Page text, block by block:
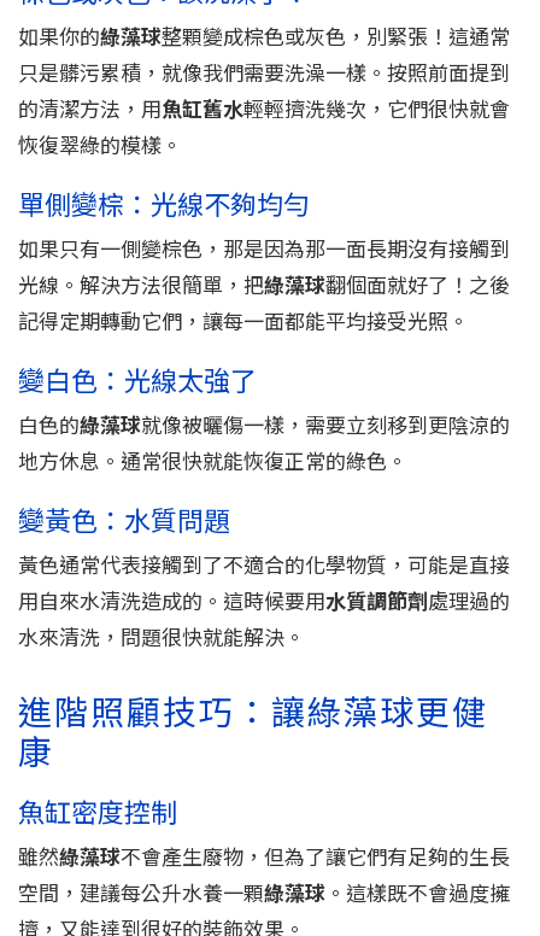
如果你的綠藻球整顆變成棕色或灰色，別緊張！這通常
只是髒污累積，就像我們需要洗澡一樣。按照前面提到
的清潔方法，用魚缸舊水輕輕擠洗幾次，它們很快就會
恢復翠綠的模樣。
單側變棕：光線不夠均勻
如果只有一側變棕色，那是因為那一面長期沒有接觸到
光線。解決方法很簡單，把綠藻球翻個面就好了！之後
記得定期轉動它們，讓每一面都能平均接受光照。
變白色：光線太強了
白色的綠藻球就像被曬傷一樣，需要立刻移到更陰涼的
地方休息。通常很快就能恢復正常的綠色。
變黃色：水質問題
黃色通常代表接觸到了不適合的化學物質，可能是直接
用自來水清洗造成的。這時候要用水質調節劑處理過的
水來清洗，問題很快就能解決。
進階照顧技巧：讓綠藻球更健
康
魚缸密度控制
雖然綠藻球不會產生廢物，但為了讓它們有足夠的生長
空間，建議每公升水養一顆綠藻球 。這樣既不會過度擁
擠，又能達到很好的裝飾效果。